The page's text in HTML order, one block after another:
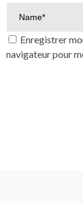
Enregistrer
navigateur pour